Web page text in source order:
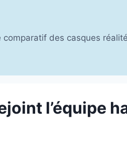
comparatif des casques
l’équipe